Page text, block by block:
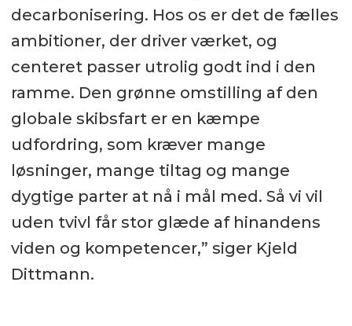
decarbonisering. Hos os er det de fælles
ambitioner, der driver værket, og
centeret passer utrolig godt ind i den
ramme. Den grønne omstilling af den
globale skibsfart er en kæmpe
udfordring, som kræver mange
løsninger, mange tiltag og mange
dygtige parter at nå i mål med. Så vi vil
uden tvivl får stor glæde af hinandens
viden og kompetencer,” siger Kjeld
Dittmann.